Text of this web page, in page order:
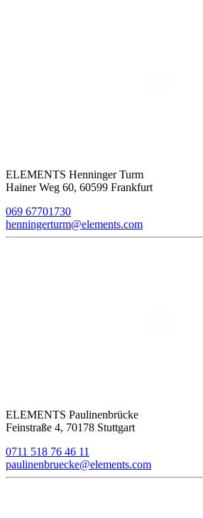
ELEMENTS Henninger Turm
Hainer Weg 60, 60599 Frankfurt
069 67701730
henningerturm@elements.com
ELEMENTS Paulinenbrücke
Feinstraße 4, 70178 Stuttgart
0711 518 76 46 11
paulinenbruecke@elements.com